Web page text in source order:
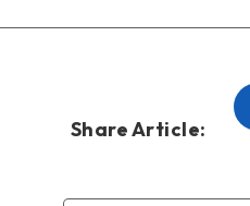
Share Article: